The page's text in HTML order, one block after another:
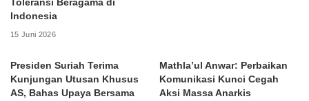
Toleransi Beragama di
Indonesia
15 Juni 2026
Presiden Suriah Terima
Kunjungan Utusan Khusus
AS, Bahas Upaya Bersama
Mathla’ul Anwar: Perbaikan
Komunikasi Kunci Cegah
Aksi Massa Anarkis